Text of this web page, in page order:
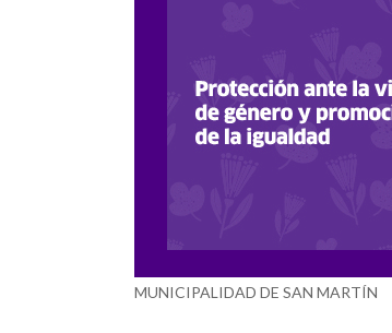
MUNICIPALIDAD DE SAN MARTÍN